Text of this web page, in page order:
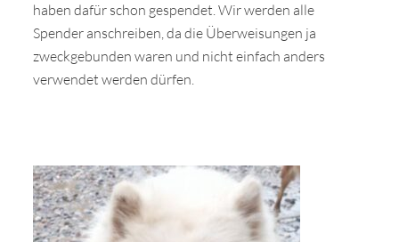
haben dafür schon gespendet. Wir werden alle
Spender anschreiben, da die Überweisungen ja
zweckgebunden waren und nicht einfach anders
verwendet werden dürfen.